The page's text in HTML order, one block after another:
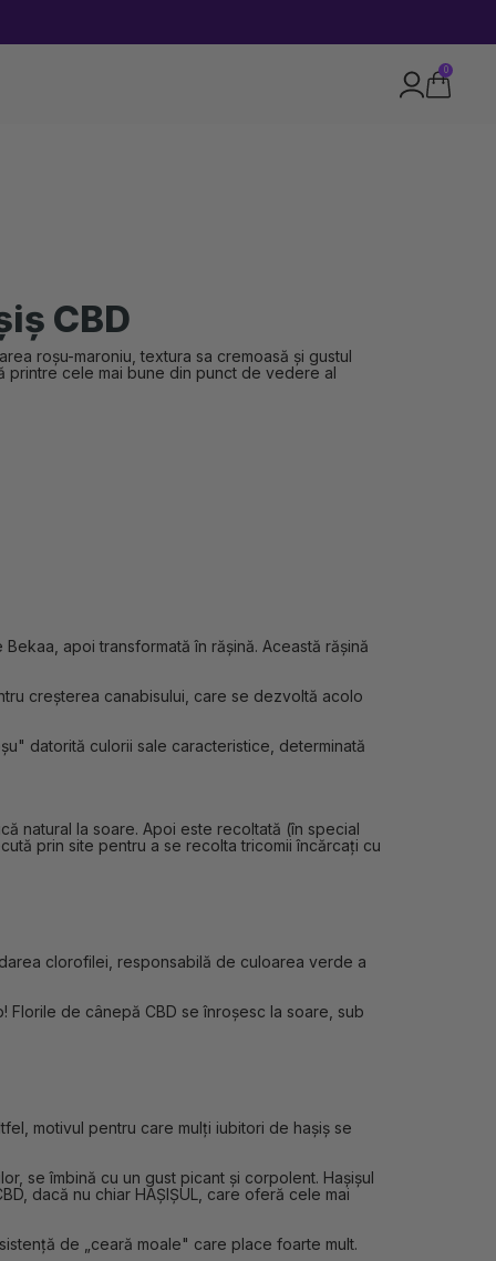
0
CBD
roșu-maroniu, textura sa cremoasă și gustul
printre cele mai bune din punct de vedere al
apoi transformată în rășină. Această rășină
creșterea canabisului, care se dezvoltă acolo
datorită culorii sale caracteristice, determinată
natural la soare. Apoi este recoltată (în special
prin site pentru a se recolta tricomii încărcați cu
clorofilei, responsabilă de culoarea verde a
Florile de cânepă CBD se înroșesc la soare, sub
motivul pentru care mulți iubitori de hașiș se
se îmbină cu un gust picant și corpolent. Hașișul
dacă nu chiar HAȘIȘUL, care oferă cele mai
de „ceară moale" care place foarte mult.